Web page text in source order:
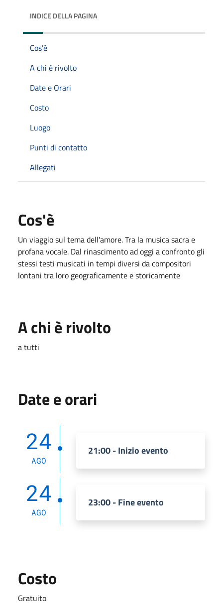
INDICE DELLA PAGINA
Cos'è
A chi è rivolto
Date e Orari
Costo
Luogo
Punti di contatto
Allegati
Cos'è
Un viaggio sul tema dell'amore. Tra la musica sacra e
profana vocale. Dal rinascimento ad oggi a confronto gli
stessi testi musicati in tempi diversi da compositori
lontani tra loro geograficamente e storicamente
A chi è rivolto
a tutti
Date e orari
24
AGO
21:00 - Inizio evento
24
AGO
23:00 - Fine evento
Costo
Gratuito